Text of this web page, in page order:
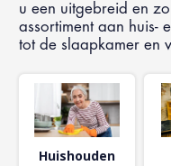
u een uitgebreid en
assortiment aan huis-
tot de slaapkamer en
Huishouden